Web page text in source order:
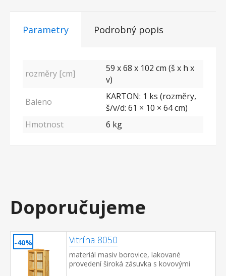
Parametry Podrobný popis
rozměry [cm]
59 x 68 x 102 cm (š x h x
v)
Baleno
KARTON: 1 ks (rozměry,
š/v/d: 61 × 10 × 64 cm)
Hmotnost
6 kg
Doporučujeme
-40% Vitrína 8050
materiál masiv borovice, lakované
provedení široká zásuvka s kovovými